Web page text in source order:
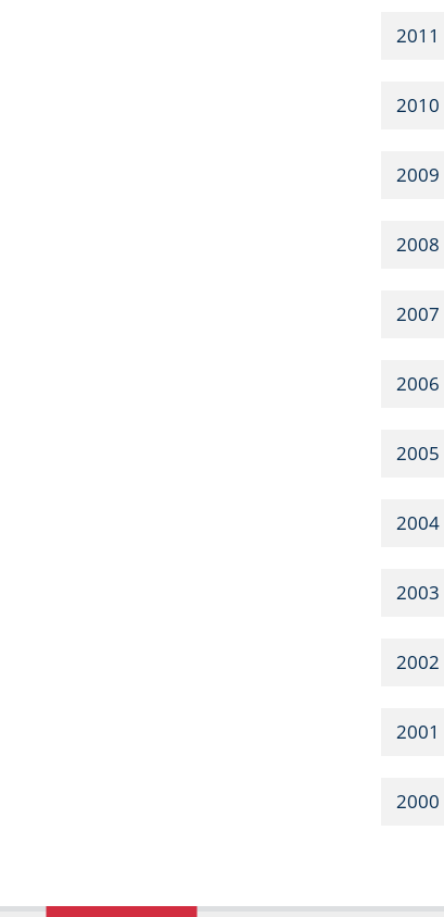
2011
2010
2009
2008
2007
2006
2005
2004
2003
2002
2001
2000